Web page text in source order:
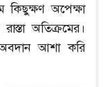
অপেক্ষা
অতিক্রমের।
অবদান আশা করি